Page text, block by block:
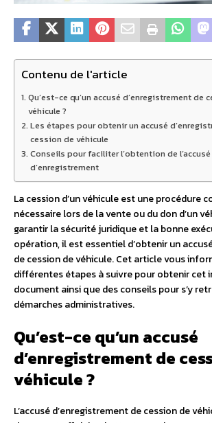
Contenu de l'article
Qu’est-ce qu’un accusé d’enregistrement de
véhicule ?
Les étapes pour obtenir un accusé
cession de véhicule
Conseils pour faciliter l’obtention de l’accusé
d’enregistrement
La cession d’un véhicule est une procédure
nécessaire lors de la vente ou du don d’un
garantir la sécurité juridique et la bonne
opération, il est essentiel d’obtenir un
de cession de véhicule. Cet article vous
différentes étapes à suivre pour obtenir cet
document ainsi que des conseils pour s’y
démarches administratives.
Qu’est-ce qu’un accusé
d’enregistrement de
véhicule ?
L’accusé d’enregistrement de cession de